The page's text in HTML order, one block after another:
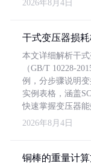
2026年8月4日
干式变压器损
本文详细解析干
（GB/T 10228-
例，分步骤说明
实例表格，涵盖
快速掌握变压器能
2026年8月4日
铜棒的重量计